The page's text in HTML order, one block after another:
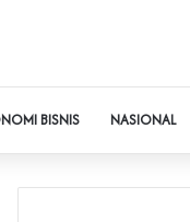
BISNIS NASIONAL